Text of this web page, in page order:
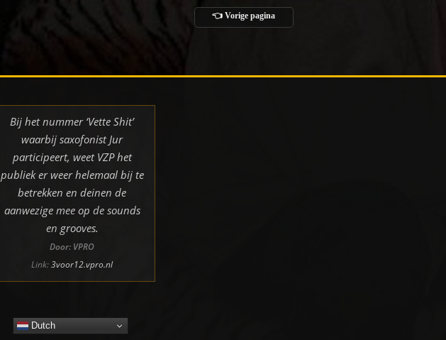
👈 Vorige pagina
Bij het nummer ‘Vette Shit’
waarbij saxofonist Jur
participeert, weet VZP het
publiek er weer helemaal bij te
betrekken en deinen de
aanwezige mee op de sounds
en grooves.
Door: VPRO
Link:3voor12.vpro.nl
Dutch